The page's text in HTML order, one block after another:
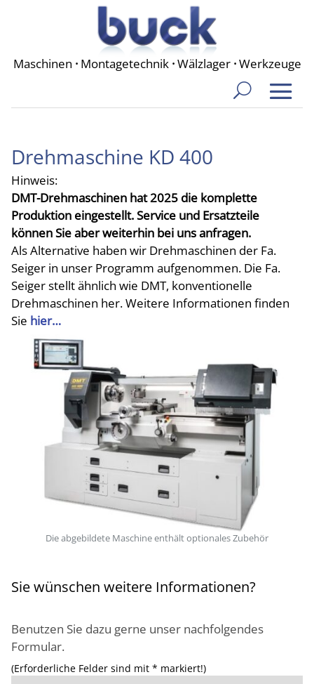
Maschinen ·Montagetechnik ·Wälzlager ·Werkzeuge
Drehmaschine KD 400
Hinweis:
DMT-Drehmaschinen hat 2025 die komplette
Produktion eingestellt. Service und Ersatzteile
können Sie aber weiterhin bei uns anfragen.
Als Alternative haben wir Drehmaschinen der Fa.
Seiger in unser Programm aufgenommen. Die Fa.
Seiger stellt ähnlich wie DMT, konventionelle
Drehmaschinen her. Weitere Informationen finden
Sie hier…
Die abgebildete Maschine enthält optionales Zubehör
Sie wünschen weitere Informationen?
Benutzen Sie dazu gerne unser nachfolgendes
Formular.
(Erforderliche Felder sind mit * markiert!)